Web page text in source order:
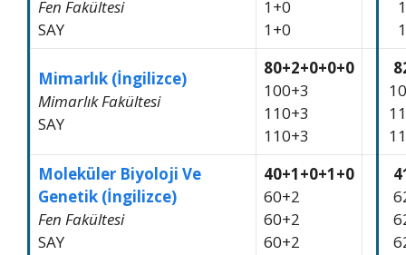
Fen Fakültesi
SAY
1+0
1+0
1
1
Mimarlık (İngilizce)
Mimarlık Fakültesi
SAY
80+2+0+0+0
100+3
110+3
110+3
Moleküler Biyoloji Ve
Genetik (İngilizce)
Fen Fakültesi
SAY
40+1+0+1+0
60+2
60+2
60+2